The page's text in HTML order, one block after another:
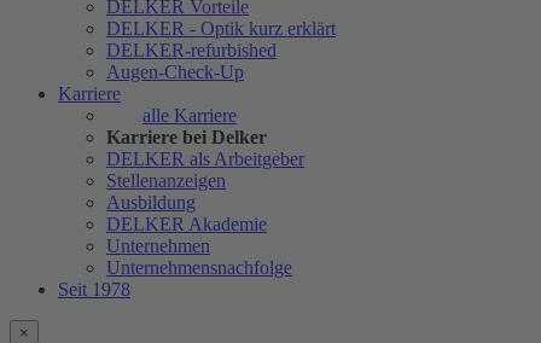
DELKER Vorteile
DELKER - Optik kurz erklärt
DELKER-refurbished
Augen-Check-Up
Karriere
alle Karriere
Karriere bei Delker
DELKER als Arbeitgeber
Stellenanzeigen
Ausbildung
DELKER Akademie
Unternehmen
Unternehmensnachfolge
Seit 1978
×